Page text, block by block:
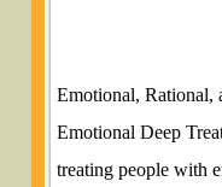
Emotional, Rational,
Emotional Deep
treating people with